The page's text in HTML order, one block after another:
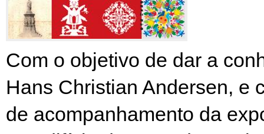
Com o objetivo de dar a
Hans Christian Andersen, e
de acompanhamento da